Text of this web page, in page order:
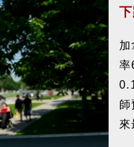
率
捕
鰭